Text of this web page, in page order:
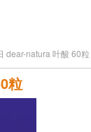
dear-natura 叶酸 60粒
粒